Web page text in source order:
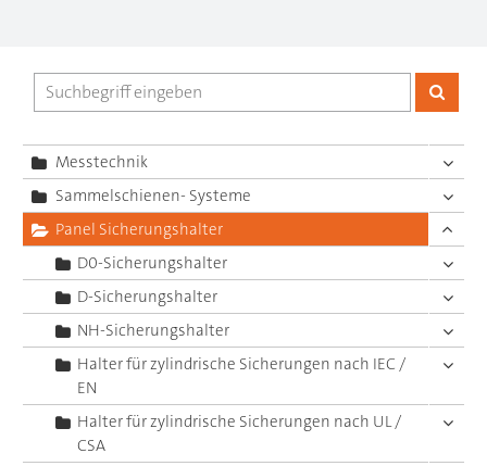
Messtechnik
Sammelschienen- Systeme
Panel Sicherungshalter
D0-Sicherungshalter
D-Sicherungshalter
NH-Sicherungshalter
Halter für zylindrische Sicherungen nach IEC /
EN
Halter für zylindrische Sicherungen nach UL /
CSA